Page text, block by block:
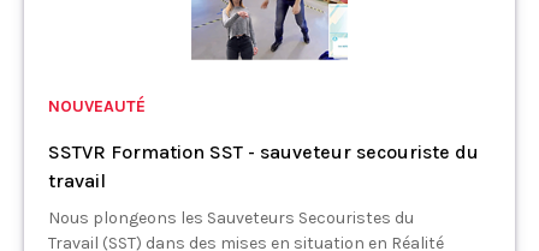
NOUVEAUTÉ
SSTVR Formation SST - sauveteur secouriste du
travail
Nous plongeons les Sauveteurs Secouristes du
Travail (SST) dans des mises en situation en Réalité